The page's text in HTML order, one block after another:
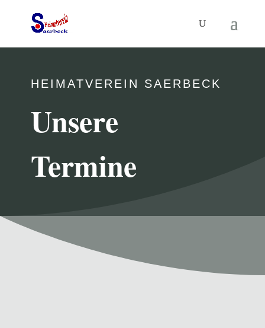
HEIMATVEREIN SAERBECK
Unsere
Termine